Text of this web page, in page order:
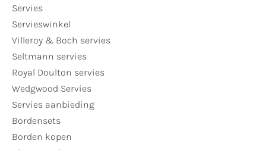
Servies
Servieswinkel
Villeroy & Boch servies
Seltmann servies
Royal Doulton servies
Wedgwood Servies
Servies aanbieding
Bordensets
Borden kopen